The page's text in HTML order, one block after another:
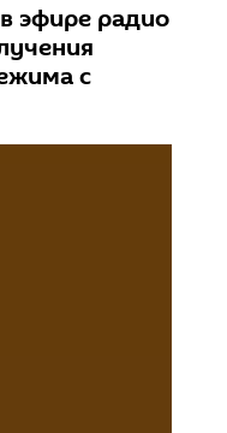
эфире радио
с